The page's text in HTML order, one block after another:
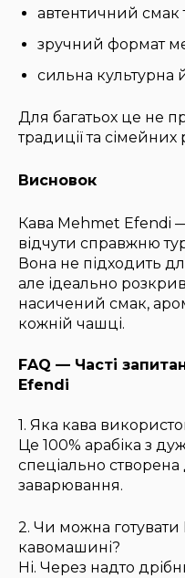
автентичний смак
зручний формат
сильна культурна
Для багатьох це не
традиції та сімейних
Висновок
Кава Mehmet Efendi
відчути справжню
Вона не підходить
але ідеально
насичений смак,
кожній чашці.
FAQ — Часті
Efendi
1. Яка кава
Це 100% арабіка з
спеціально
заварювання.
2. Чи можна
кавомашині?
Ні. Через надто